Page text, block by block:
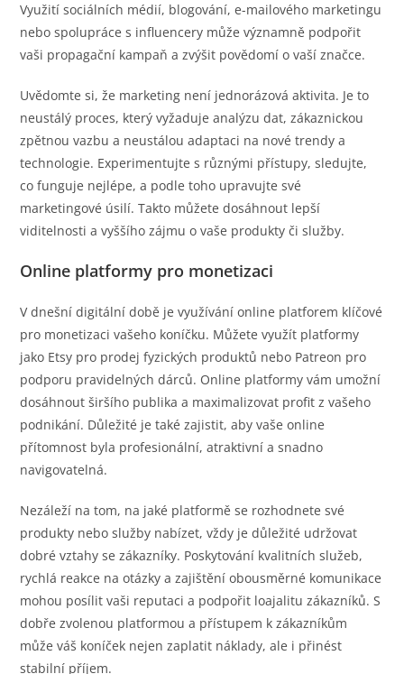
Využití sociálních médií, blogování, e-mailového marketingu
nebo spolupráce s influencery může významně podpořit
vaši propagační kampaň a zvýšit povědomí o vaší značce.
Uvědomte si, že marketing není jednorázová aktivita. Je to
neustálý proces, který vyžaduje analýzu dat, zákaznickou
zpětnou vazbu a neustálou adaptaci na nové trendy a
technologie. Experimentujte s různými přístupy, sledujte,
co funguje nejlépe, a podle toho upravujte své
marketingové úsilí. Takto můžete dosáhnout lepší
viditelnosti a vyššího zájmu o vaše produkty či služby.
Online platformy pro monetizaci
V dnešní digitální době je využívání online platforem klíčové
pro monetizaci vašeho koníčku. Můžete využít platformy
jako Etsy pro prodej fyzických produktů nebo Patreon pro
podporu pravidelných dárců. Online platformy vám umožní
dosáhnout širšího publika a maximalizovat profit z vašeho
podnikání. Důležité je také zajistit, aby vaše online
přítomnost byla profesionální, atraktivní a snadno
navigovatelná.
Nezáleží na tom, na jaké platformě se rozhodnete své
produkty nebo služby nabízet, vždy je důležité udržovat
dobré vztahy se zákazníky. Poskytování kvalitních služeb,
rychlá reakce na otázky a zajištění obousměrné komunikace
mohou posílit vaši reputaci a podpořit loajalitu zákazníků. S
dobře zvolenou platformou a přístupem k zákazníkům
může váš koníček nejen zaplatit náklady, ale i přinést
stabilní příjem.